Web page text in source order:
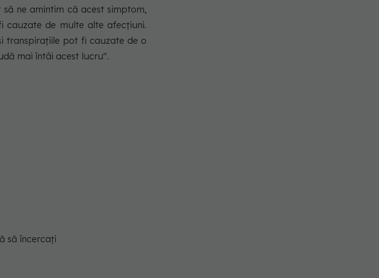
ne amintim că acest simptom,
cauzate de multe alte afecțiuni.
transpirațiile pot fi cauzate de o
mai întâi acest lucru".
să încercați